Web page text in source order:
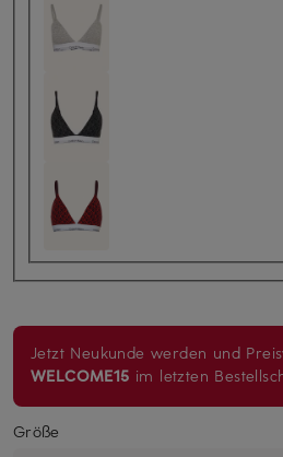
Jetzt Neukunde werden und
WELCOME15 im letzten
Größe